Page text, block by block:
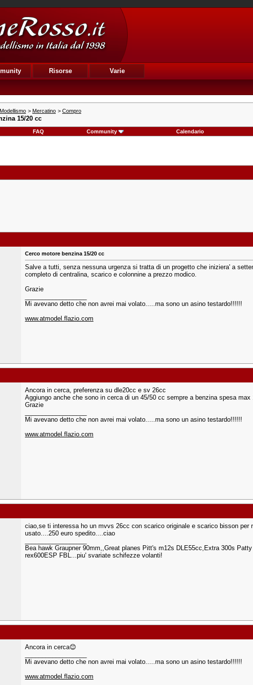
Risorse Varie
> Mercatino > Compro
15/20 cc
FAQ Community Calendario
Cerco motore benzina 15/20 cc
Salve a tutti, senza nessuna urgenza si tratta di un progetto che iniziera' a
completo di centralina, scarico e colonnine a prezzo modico.
Grazie
Mi avevano detto che non avrei mai volato.....ma sono un asino testardo!!!!!!
www.atmodel.flazio.com
Ancora in cerca, preferenza su dle20cc e sv 26cc
Aggiungo anche che sono in cerca di un 45/50 cc sempre a benzina spesa max
Grazie
Mi avevano detto che non avrei mai volato.....ma sono un asino testardo!!!!!!
www.atmodel.flazio.com
ciao,se ti interessa ho un mvvs 26cc con scarico originale e scarico bisson per
usato....250 euro spedito....ciao
Bea hawk Graupner 90mm,,Great planes Pitt's m12s DLE55cc,Extra 300s
rex600ESP FBL...piu' svariate schifezze volanti!
Ancora in cerca😊
Mi avevano detto che non avrei mai volato.....ma sono un asino testardo!!!!!!
www.atmodel.flazio.com